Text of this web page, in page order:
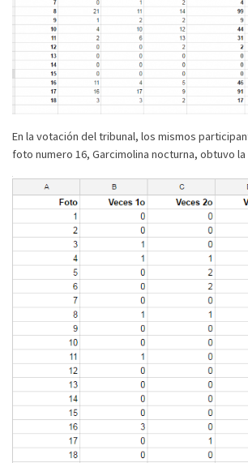
En la votación del tribunal, los mismos
foto numero 16, Garcimolina nocturna, obtuvo